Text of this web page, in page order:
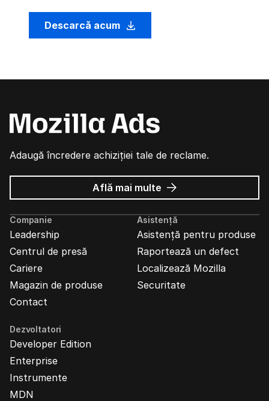
Descarcă acum
Adaugă încredere achiziției tale de reclame.
Află mai multe despre
Reclame
Mozilla
Companie
Leadership
Centrul de presă
Cariere
Magazin de produse
Contact
Asistență
Asistență pentru produse
Raportează un defect
Localizează Mozilla
Securitate
Dezvoltatori
Developer Edition
Enterprise
Instrumente
MDN